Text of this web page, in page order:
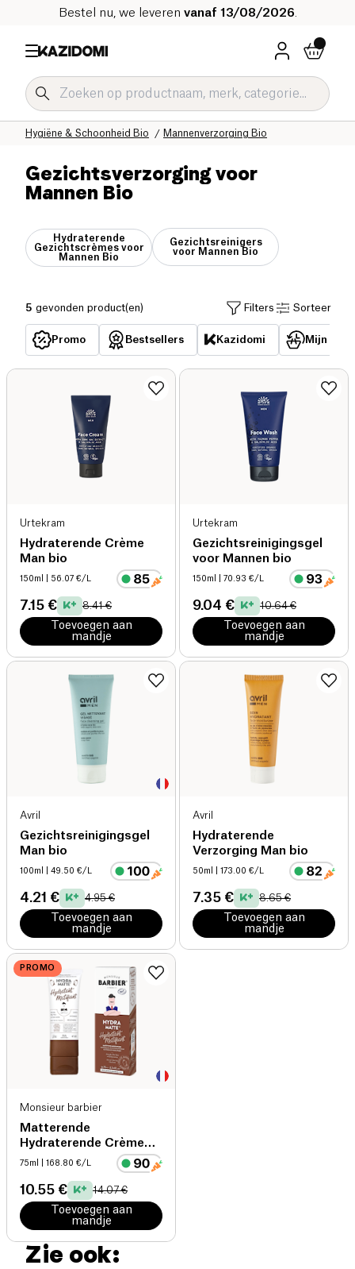
Bestel nu, we leveren vanaf 13/08/2026
Mannenverzorging Bio
Hygiëne & Schoonheid Bio
Onze biologische catalogus
Home
Gezichtsverzorging voor
Mannen Bio
Hydraterende
Gezichtscrèmes voor
Mannen Bio
Gezichtsreinigers
voor Mannen Bio
5 gevonden product(en) Filters Sorteer
Promo Bestsellers Kazidomi Mijn
Urtekram
Hydraterende Crème
Man bio
150ml | 56.07 €/L
7.15 € 8.41 €
Toevoegen aan
mandje
Urtekram
Gezichtsreinigingsgel
voor Mannen bio
150ml | 70.93 €/L
9.04 € 10.64 €
Toevoegen aan
mandje
Avril
Gezichtsreinigingsgel
Man bio
100ml | 49.50 €/L
4.21 € 4.95 €
Toevoegen aan
mandje
Avril
Hydraterende
Verzorging Man bio
50ml | 173.00 €/L
7.35 € 8.65 €
Toevoegen aan
mandje
PROMO
Monsieur barbier
Matterende
Hydraterende Crème
Man
75ml | 168.80 €/L
10.55 € 14.07 €
Toevoegen aan
mandje
Zie ook: